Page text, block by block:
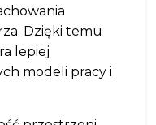
Dzięki temu
lepiej
modeli pracy i